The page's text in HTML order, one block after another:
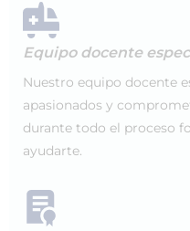
Equipo docente
Nuestro equipo docente
apasionados y
durante todo el proceso
ayudarte.